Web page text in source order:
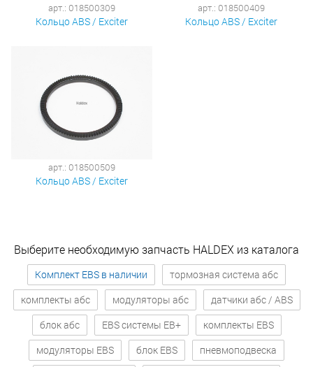
арт.: 018500309
Кольцо ABS / Exciter
арт.: 018500409
Кольцо ABS / Exciter
арт.: 018500509
Кольцо ABS / Exciter
Выберите необходимую запчасть HALDEX из каталога
Комплект EBS в наличии
тормозная система абс
комплекты абс
модуляторы абс
датчики абс / ABS
блок абс
EBS системы EB+
комплекты EBS
модуляторы EBS
блок EBS
пневмоподвеска